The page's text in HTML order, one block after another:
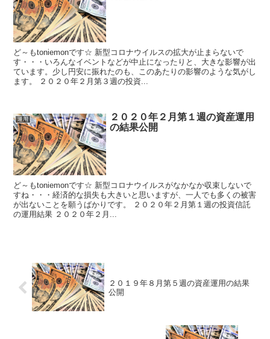
ど～もtoniemonです☆ 新型コロナウイルスの拡大が止まらないで
す・・・いろんなイベントなどが中止になったりと、大きな影響が出
ています。少し円安に振れたのも、このあたりの影響のような気がし
ます。 ２０２０年２月第３週の投資...
運用
２０２０年２月第１週の資産運用
の結果公開
ど～もtoniemonです☆ 新型コロナウイルスがなかなか収束しないで
すね・・・経済的な損失も大きいと思いますが、一人でも多くの被害
が出ないことを願うばかりです。 ２０２０年２月第１週の投資信託
の運用結果 ２０２０年２月...
２０１９年８月第５週の資産運用の結果
公開